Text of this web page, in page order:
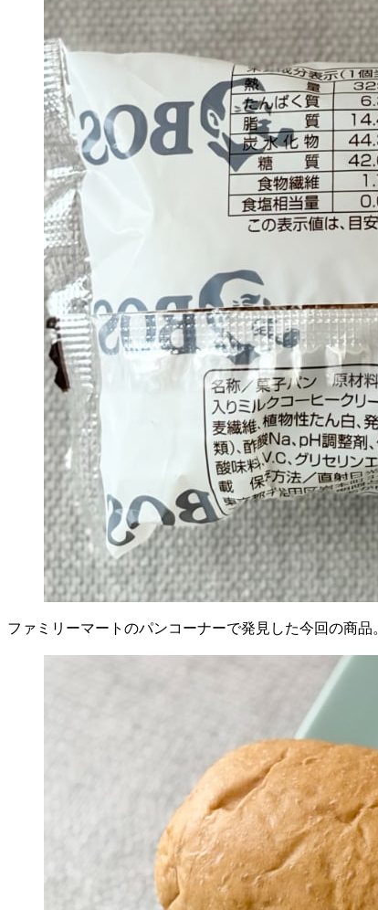
ファミリーマートのパンコーナーで発見した今回の商